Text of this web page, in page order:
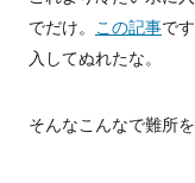
でだけ。 この記事で
入してぬれたな。
そんなこんなで難所